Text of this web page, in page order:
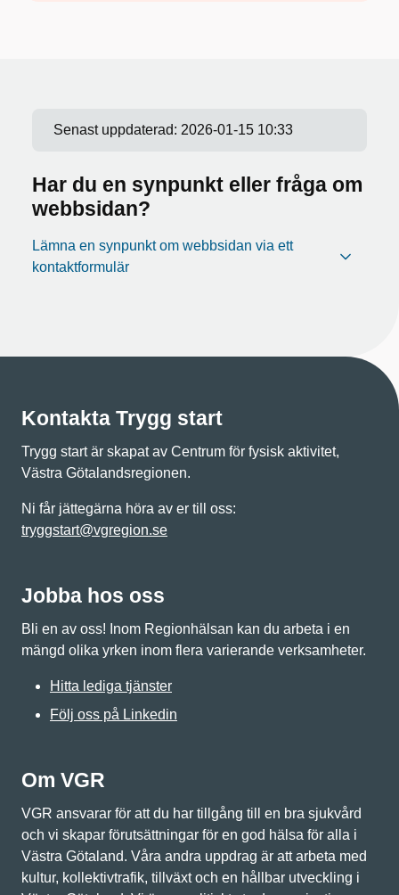
Senast uppdaterad: 2026-01-15 10:33
Har du en synpunkt eller fråga om
webbsidan?
Lämna en synpunkt om webbsidan via ett
kontaktformulär
Kontakta Trygg start
Trygg start är skapat av Centrum för fysisk aktivitet,
Västra Götalandsregionen.
Ni får jättegärna höra av er till oss:
tryggstart@vgregion.se
Jobba hos oss
Bli en av oss! Inom Regionhälsan kan du arbeta i en
mängd olika yrken inom flera varierande verksamheter.
Hitta lediga tjänster
Följ oss på Linkedin
Om VGR
VGR ansvarar för att du har tillgång till en bra sjukvård
och vi skapar förutsättningar för en god hälsa för alla i
Västra Götaland. Våra andra uppdrag är att arbeta med
kultur, kollektivtrafik, tillväxt och en hållbar utveckling i